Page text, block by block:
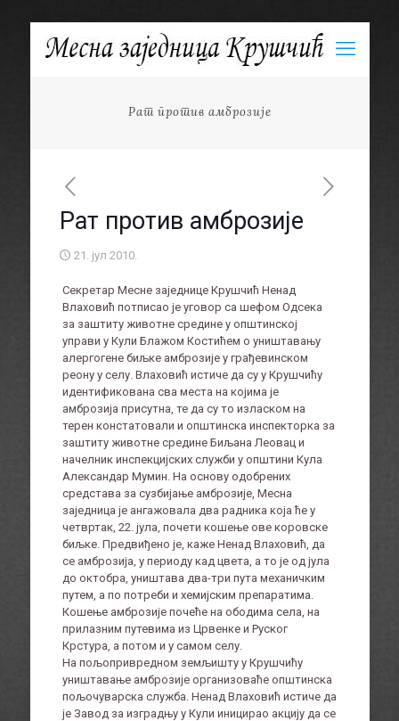
Рат против амброзије
Рат против амброзије
21. јул 2010.
Секретар Месне заједнице Крушчић Ненад
Влаховић потписао је уговор са шефом Одсека
за заштиту животне средине у општинској
управи у Кули Блажом Костићем о уништавању
алергогене биљке амброзије у грађевинском
реону у селу. Влаховић истиче да су у Крушчићу
идентификована сва места на којима је
амброзија присутна, те да су то изласком на
терен констатовали и општинска инспекторка за
заштиту животне средине Биљана Леовац и
начелник инспекцијских служби у општини Кула
Александар Мумин. На основу одобрених
средстава за сузбијање амброзије, Месна
заједница је ангажовала два радника која ће у
четвртак, 22. јула, почети кошење ове коровске
биљке. Предвиђено је, каже Ненад Влаховић, да
се амброзија, у периоду кад цвета, а то је од јула
до октобра, уништава два-три пута механичким
путем, а по потреби и хемијским препаратима.
Кошење амброзије почеће на ободима села, на
прилазним путевима из Црвенке и Руског
Крстура, а потом и у самом селу.
На пољопривредном земљишту у Крушчићу
уништавање амброзије организоваће општинска
пољочуварска служба. Ненад Влаховић истиче да
је Завод за изградњу у Кули иницирао акцију да се